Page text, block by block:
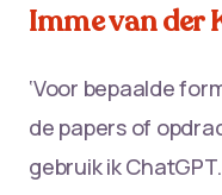
Imme van der
‘Voor bepaalde
de papers of
gebruik ik